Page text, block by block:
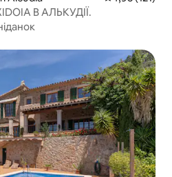
В АЛЬКУДІЇ.